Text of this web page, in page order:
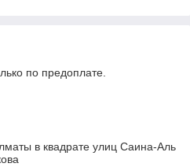
по предоплате.
в квадрате улиц Саина-Аль